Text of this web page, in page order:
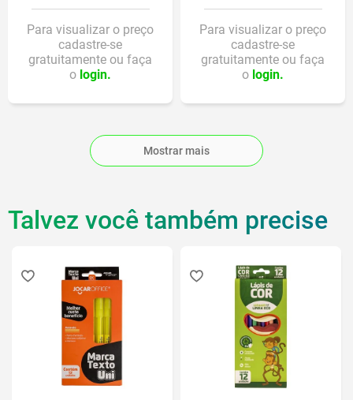
Para visualizar o preço
cadastre-se
gratuitamente ou faça
o login.
Para visualizar o preço
cadastre-se
gratuitamente ou faça
o login.
Mostrar mais
Talvez você também precise